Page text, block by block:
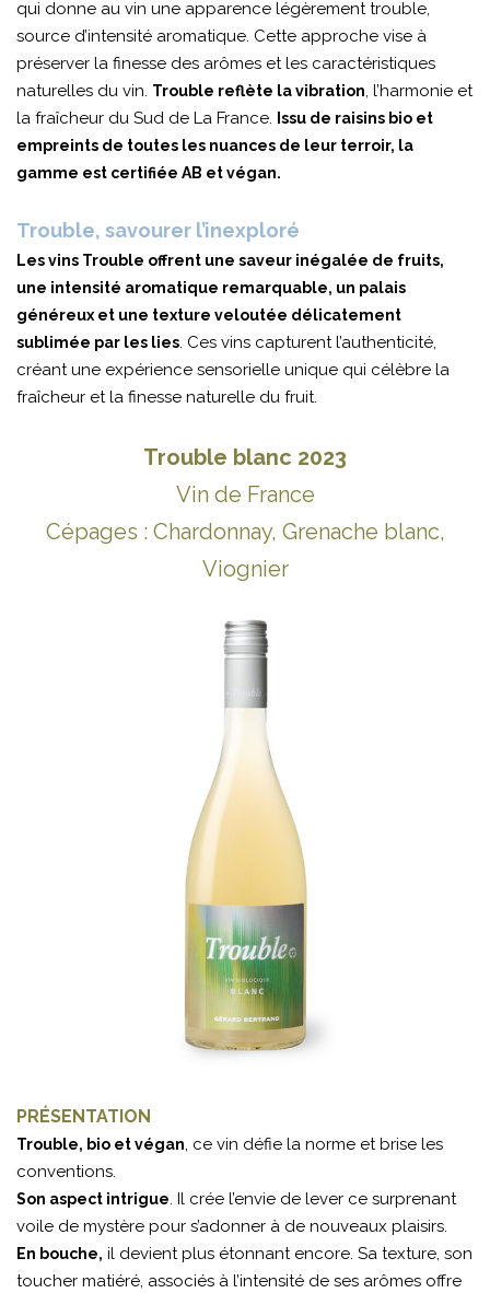
qui donne au vin une apparence légèrement trouble,
source d’intensité aromatique. Cette approche vise à
préserver la finesse des arômes et les caractéristiques
naturelles du vin. Trouble reflète la vibration, l’harmonie et
la fraîcheur du Sud de La France. Issu de raisins bio et
empreints de toutes les nuances de leur terroir, la
gamme est certifiée AB et végan.
Trouble, savourer l’inexploré
Les vins Trouble offrent une saveur inégalée de fruits,
une intensité aromatique remarquable, un palais
généreux et une texture veloutée délicatement
sublimée par les lies. Ces vins capturent l’authenticité,
créant une expérience sensorielle unique qui célèbre la
fraîcheur et la finesse naturelle du fruit.
Trouble blanc 2023
Vin de France
Cépages : Chardonnay, Grenache blanc,
Viognier
PRÉSENTATION
Trouble, bio et végan, ce vin défie la norme et brise les
conventions.
Son aspect intrigue. Il crée l’envie de lever ce surprenant
voile de mystère pour s’adonner à de nouveaux plaisirs.
En bouche, il devient plus étonnant encore. Sa texture, son
toucher matiéré, associés à l’intensité de ses arômes offre